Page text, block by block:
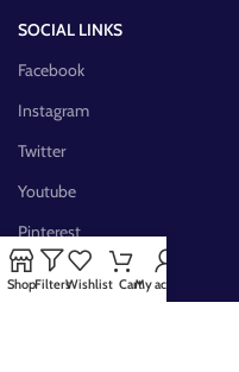
SOCIAL LINKS
Facebook
Instagram
Twitter
Youtube
Pinterest
FB Group
ShopFiltersWishlist CartMy account